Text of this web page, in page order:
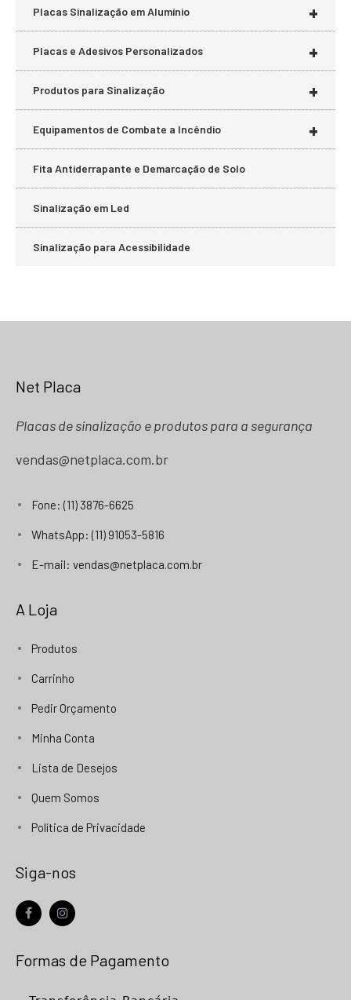
+
Placas Sinalização em Alumínio
+
Placas e Adesivos Personalizados
+
Produtos para Sinalização
+
Equipamentos de Combate a Incêndio
Fita Antiderrapante e Demarcação de Solo
Sinalização em Led
Sinalização para Acessibilidade
Net Placa
Placas de sinalização e produtos para a segurança
vendas@netplaca.com.br
Fone: (11) 3876-6625
WhatsApp: (11) 91053-5816
E-mail: vendas@netplaca.com.br
A Loja
Produtos
Carrinho
Pedir Orçamento
Minha Conta
Lista de Desejos
Quem Somos
Política de Privacidade
Siga-nos
Formas de Pagamento